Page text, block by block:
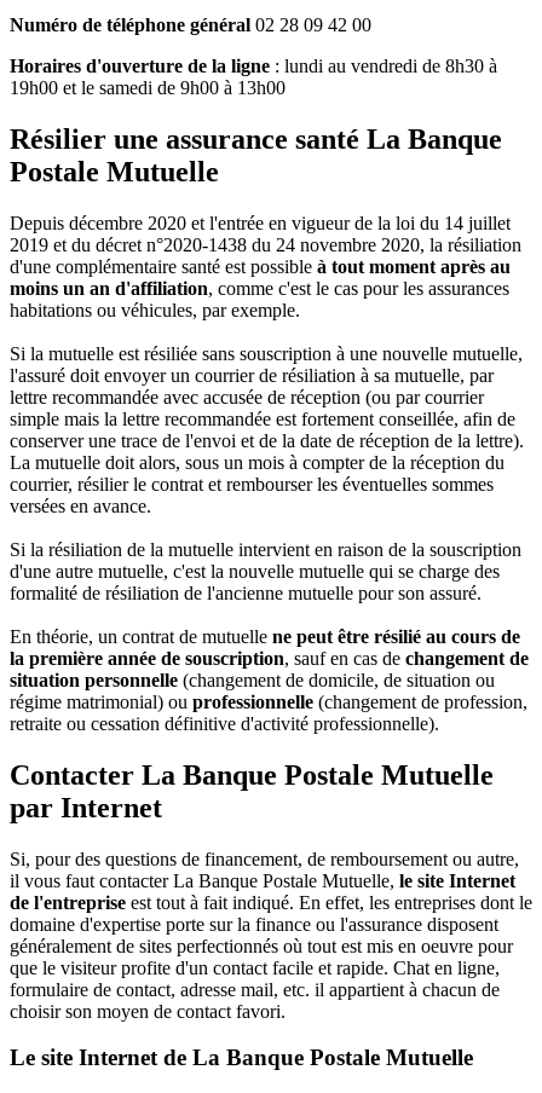
Numéro de téléphone général 02 28 09 42 00
Horaires d'ouverture de la ligne : lundi au vendredi de 8h30 à
19h00 et le samedi de 9h00 à 13h00
Résilier une assurance santé La Banque
Postale Mutuelle
Depuis décembre 2020 et l'entrée en vigueur de la loi du 14 juillet
2019 et du décret n°2020-1438 du 24 novembre 2020, la résiliation
d'une complémentaire santé est possible à tout moment après au
moins un an d'affiliation, comme c'est le cas pour les assurances
habitations ou véhicules, par exemple.
Si la mutuelle est résiliée sans souscription à une nouvelle mutuelle,
l'assuré doit envoyer un courrier de résiliation à sa mutuelle, par
lettre recommandée avec accusée de réception (ou par courrier
simple mais la lettre recommandée est fortement conseillée, afin de
conserver une trace de l'envoi et de la date de réception de la lettre).
La mutuelle doit alors, sous un mois à compter de la réception du
courrier, résilier le contrat et rembourser les éventuelles sommes
versées en avance.
Si la résiliation de la mutuelle intervient en raison de la souscription
d'une autre mutuelle, c'est la nouvelle mutuelle qui se charge des
formalité de résiliation de l'ancienne mutuelle pour son assuré.
En théorie, un contrat de mutuelle ne peut être résilié au cours de
la première année de souscription, sauf en cas de changement de
situation personnelle (changement de domicile, de situation ou
régime matrimonial) ou professionnelle (changement de profession,
retraite ou cessation définitive d'activité professionnelle).
Contacter La Banque Postale Mutuelle
par Internet
Si, pour des questions de financement, de remboursement ou autre,
il vous faut contacter La Banque Postale Mutuelle, le site Internet
de l'entreprise est tout à fait indiqué. En effet, les entreprises dont le
domaine d'expertise porte sur la finance ou l'assurance disposent
généralement de sites perfectionnés où tout est mis en oeuvre pour
que le visiteur profite d'un contact facile et rapide. Chat en ligne,
formulaire de contact, adresse mail, etc. il appartient à chacun de
choisir son moyen de contact favori.
Le site Internet de La Banque Postale Mutuelle